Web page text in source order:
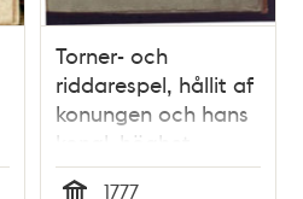
Torner- och
riddarespel, hållit af
konungen och hans
kongl. höghet
hertigen af
1777